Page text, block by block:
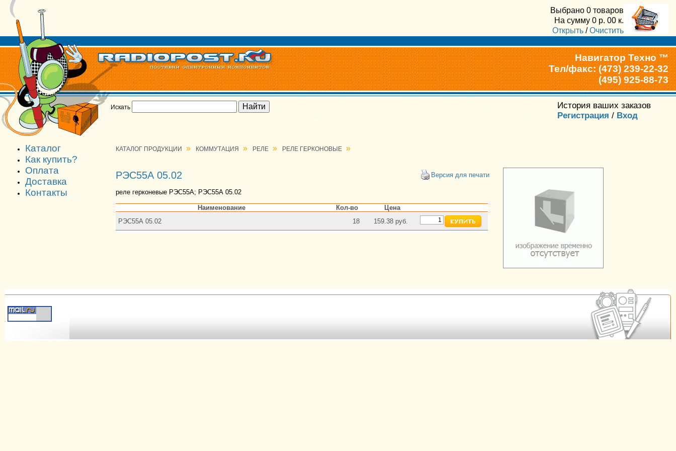
Выбрано 0 товаров
На сумму 0 р. 00 к.
Открыть /Очистить
Навигатор Техно ™
Тел/факс: (473) 239-22-32
(495) 925-88-73
Искать
История ваших заказов
Регистрация / Вход
Каталог
Как купить?
Оплата
Доставка
Контакты
КАТАЛОГ ПРОДУКЦИИ » КОММУТАЦИЯ » РЕЛЕ » РЕЛЕ ГЕРКОНОВЫЕ »
РЭС55А 05.02 Версия для печати
реле герконевые РЭС55А; РЭС55А 05.02
Наименование Кол-во
Цена
РЭС55А 05.02
18 159.38 руб.